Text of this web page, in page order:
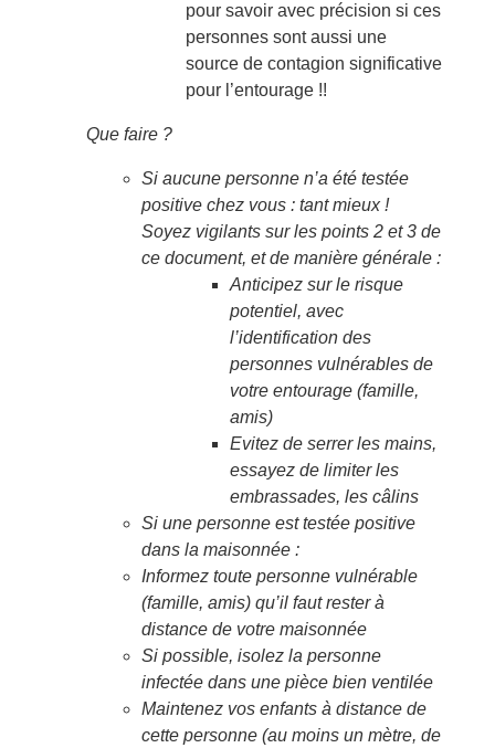
pour savoir avec précision si ces
personnes sont aussi une
source de contagion significative
pour l’entourage !!
Que faire ?
Si aucune personne n’a été testée
positive chez vous : tant mieux !
Soyez vigilants sur les points 2 et 3 de
ce document, et de manière générale :
Anticipez sur le risque
potentiel, avec
l’identification des
personnes vulnérables de
votre entourage (famille,
amis)
Evitez de serrer les mains,
essayez de limiter les
embrassades, les câlins
Si une personne est testée positive
dans la maisonnée :
Informez toute personne vulnérable
(famille, amis) qu’il faut rester à
distance de votre maisonnée
Si possible, isolez la personne
infectée dans une pièce bien ventilée
Maintenez vos enfants à distance de
cette personne (au moins un mètre, de